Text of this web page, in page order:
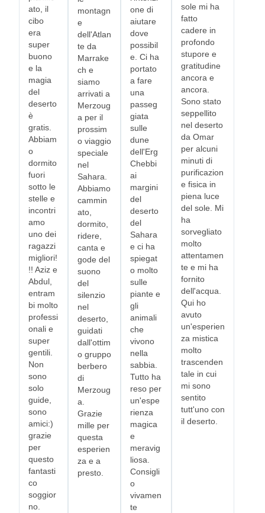
ato, il
cibo
era
super
buono
e la
magia
del
deserto
è
gratis.
Abbiam
o
dormito
fuori
sotto le
stelle e
incontri
amo
uno dei
ragazzi
migliori!
!! Aziz e
Abdul,
entram
bi molto
professi
onali e
super
gentili.
Non
sono
solo
guide,
sono
amici:)
grazie
per
questo
fantasti
co
soggior
no.
montagn
e
dell'Atlan
te da
Marrake
ch e
siamo
arrivati ​​a
Merzoug
a per il
prossim
o viaggio
speciale
nel
Sahara.
Abbiamo
cammin
ato,
dormito,
ridere,
canta e
gode del
suono
del
silenzio
nel
deserto,
guidati
dall'ottim
o gruppo
berbero
di
Merzoug
a.
Grazie
mille per
questa
esperien
za e a
presto.
one di
aiutare
dove
possibil
e. Ci ha
portato
a fare
una
passeg
giata
sulle
dune
dell'Erg
Chebbi
ai
margini
del
deserto
del
Sahara
e ci ha
spiegat
o molto
sulle
piante e
gli
animali
che
vivono
nella
sabbia.
Tutto ha
reso per
un'espe
rienza
magica
e
meravig
liosa.
Consigli
o
vivamen
te
sole mi ha
fatto
cadere in
profondo
stupore e
gratitudine
ancora e
ancora.
Sono stato
seppellito
nel deserto
da Omar
per alcuni
minuti di
purificazion
e fisica in
piena luce
del sole. Mi
ha
sorvegliato
molto
attentamen
te e mi ha
fornito
dell'acqua.
Qui ho
avuto
un'esperien
za mistica
molto
trascenden
tale in cui
mi sono
sentito
tutt'uno con
il deserto.